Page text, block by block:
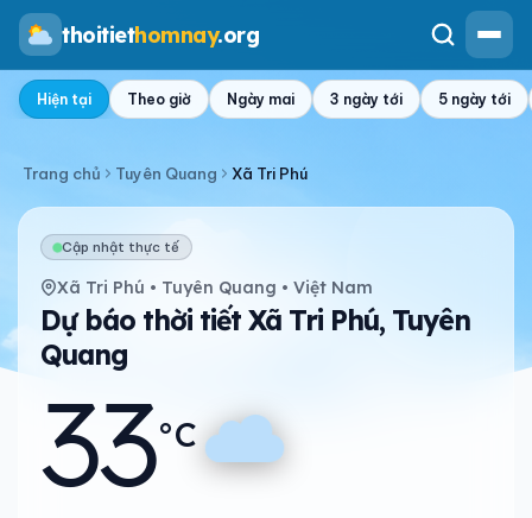
thoitiethomnay.org
Hiện tại Theo giờ Ngày mai 3 ngày tới 5 ngày tới
Trang chủ Tuyên Quang Xã Tri Phú
Cập nhật thực tế
Xã Tri Phú • Tuyên Quang • Việt Nam
Dự báo thời tiết Xã Tri Phú, Tuyên
Quang
33°C